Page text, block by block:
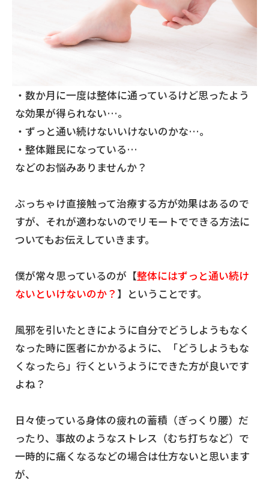
・数か月に一度は整体に通っているけど思ったよう
な効果が得られない…。
・ずっと通い続けないいけないのかな…。
・整体難民になっている…
などのお悩みありませんか？
ぶっちゃけ直接触って治療する方が効果はあるので
すが、それが適わないのでリモートでできる方法に
ついてもお伝えしていきます。
僕が常々思っているのが【整体にはずっと通い続け
ないといけないのか？ 】ということです。
風邪を引いたときにように自分でどうしようもなく
なった時に医者にかかるように、「どうしようもな
くなったら」行くというようにできた方が良いです
よね？
日々使っている身体の疲れの蓄積（ぎっくり腰）だ
ったり、事故のようなストレス（むち打ちなど）で
一時的に痛くなるなどの場合は仕方ないと思います
が、